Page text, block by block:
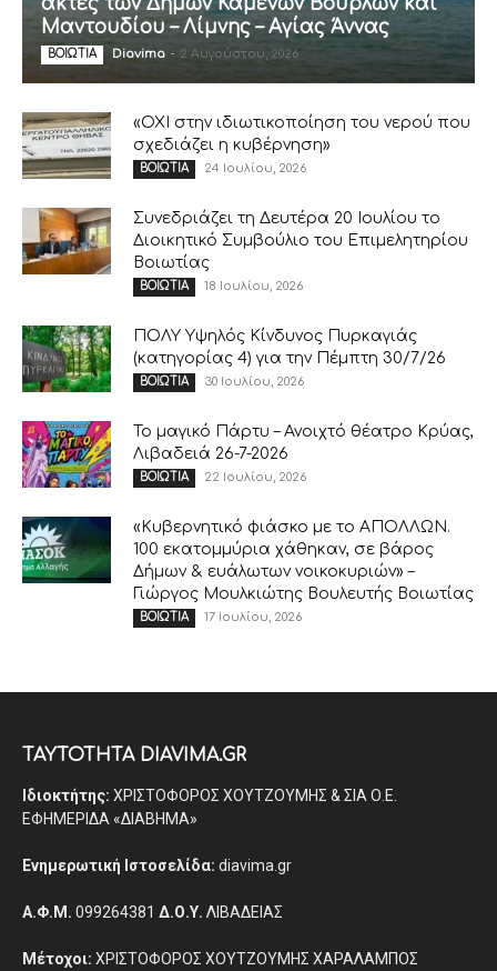
Μαντουδίου – Λίμνης – Αγίας Άννας
ΒΟΙΩΤΙΑ Diavima - 2 Αυγούστου, 2026
«ΟΧΙ στην ιδιωτικοποίηση του νερού που
σχεδιάζει η κυβέρνηση»
ΒΟΙΩΤΙΑ 24 Ιουλίου, 2026
Συνεδριάζει τη Δευτέρα 20 Ιουλίου το
Διοικητικό Συμβούλιο του Επιμελητηρίου
Βοιωτίας
ΒΟΙΩΤΙΑ 18 Ιουλίου, 2026
ΠΟΛΥ Υψηλός Κίνδυνος Πυρκαγιάς
(κατηγορίας 4) για την Πέμπτη 30/7/26
ΒΟΙΩΤΙΑ 30 Ιουλίου, 2026
Το μαγικό Πάρτυ – Ανοιχτό θέατρο Κρύας,
Λιβαδειά 26-7-2026
ΒΟΙΩΤΙΑ 22 Ιουλίου, 2026
«Κυβερνητικό φιάσκο με το ΑΠΟΛΛΩΝ.
100 εκατομμύρια χάθηκαν, σε βάρος
Δήμων & ευάλωτων νοικοκυριών» –
Γιώργος Μουλκιώτης Βουλευτής Βοιωτίας
ΒΟΙΩΤΙΑ 17 Ιουλίου, 2026
ΤΑΥΤΟΤΗΤΑ DIAVIMA.GR
Ιδιοκτήτης: ΧΡΙΣΤΟΦΟΡΟΣ ΧΟΥΤΖΟΥΜΗΣ & ΣΙΑ Ο.Ε.
ΕΦΗΜΕΡΙΔΑ «ΔΙΑΒΗΜΑ»
Ενημερωτική Ιστοσελίδα: diavima.gr
Α.Φ.Μ. 099264381 Δ.Ο.Υ. ΛΙΒΑΔΕΙΑΣ
Μέτοχοι: ΧΡΙΣΤΟΦΟΡΟΣ ΧΟΥΤΖΟΥΜΗΣ ΧΑΡΑΛΑΜΠΟΣ